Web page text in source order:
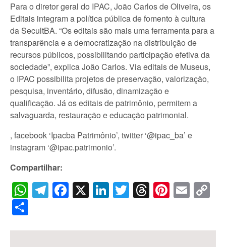
Para o diretor geral do IPAC, João Carlos de Oliveira, os
Editais integram a política pública de fomento à cultura
da SecultBA. “Os editais são mais uma ferramenta para a
transparência e a democratização na distribuição de
recursos públicos, possibilitando participação efetiva da
sociedade”, explica João Carlos. Via editais de Museus,
o IPAC possibilita projetos de preservação, valorização,
pesquisa, inventário, difusão, dinamização e
qualificação. Já os editais de patrimônio, permitem a
salvaguarda, restauração e educação patrimonial.
, facebook ‘Ipacba Patrimônio’, twitter ‘@ipac_ba’ e
instagram ‘@ipac.patrimonio’.
Compartilhar:
WhatsApp
Telegram
Facebook
X LinkedIn
Twitter
Threads